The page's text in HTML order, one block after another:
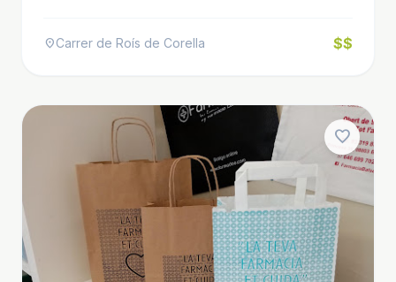
location_onCarrer de Roís de Corella $$
favorite